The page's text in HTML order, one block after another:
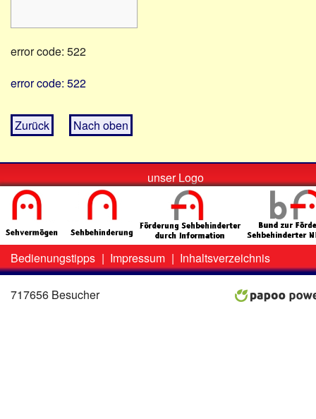
error code: 522
error code: 522
Zurück Nach oben
unser Logo
Zweit-
Menü
Bedienungstipps | Impressum | Inhaltsverzeichnis
717656 Besucher